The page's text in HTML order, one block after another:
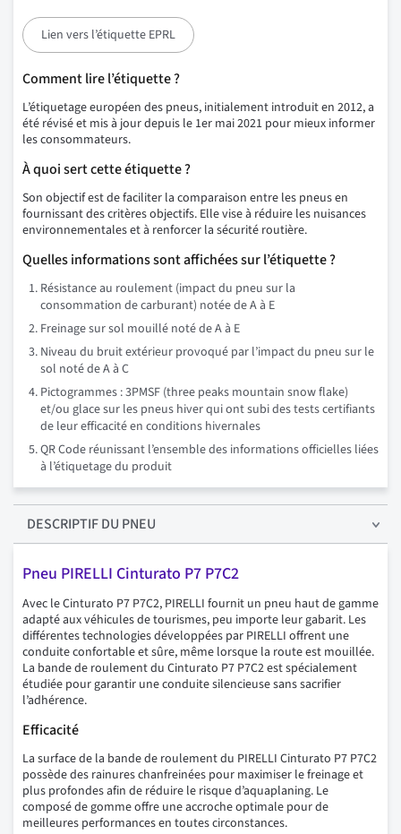
Lien vers l’étiquette EPRL
Comment lire l’étiquette ?
L’étiquetage européen des pneus, initialement introduit en 2012, a
été révisé et mis à jour depuis le 1er mai 2021 pour mieux informer
les consommateurs.
À quoi sert cette étiquette ?
Son objectif est de faciliter la comparaison entre les pneus en
fournissant des critères objectifs. Elle vise à réduire les nuisances
environnementales et à renforcer la sécurité routière.
Quelles informations sont affichées sur l’étiquette ?
Résistance au roulement (impact du pneu sur la
consommation de carburant) notée de A à E
Freinage sur sol mouillé noté de A à E
Niveau du bruit extérieur provoqué par l’impact du pneu sur le
sol noté de A à C
Pictogrammes : 3PMSF (three peaks mountain snow flake)
et/ou glace sur les pneus hiver qui ont subi des tests certifiants
de leur efficacité en conditions hivernales
QR Code réunissant l’ensemble des informations officielles liées
à l’étiquetage du produit
DESCRIPTIFDU PNEU
Pneu PIRELLI Cinturato P7 P7C2
Avec le Cinturato P7 P7C2, PIRELLI fournit un pneu haut de gamme
adapté aux véhicules de tourismes, peu importe leur gabarit. Les
différentes technologies développées par PIRELLI offrent une
conduite confortable et sûre, même lorsque la route est mouillée.
La bande de roulement du Cinturato P7 P7C2 est spécialement
étudiée pour garantir une conduite silencieuse sans sacrifier
l’adhérence.
Efficacité
La surface de la bande de roulement du PIRELLI Cinturato P7 P7C2
possède des rainures chanfreinées pour maximiser le freinage et
plus profondes afin de réduire le risque d’aquaplaning. Le
composé de gomme offre une accroche optimale pour de
meilleures performances en toutes circonstances.